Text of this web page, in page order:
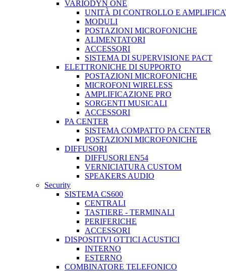
VARIODYN ONE
UNITÀ DI CONTROLLO E
MODULI
POSTAZIONI MICROFONICHE
ALIMENTATORI
ACCESSORI
SISTEMA DI SUPERVISIONE PACT
ELETTRONICHE DI SUPPORTO
POSTAZIONI MICROFONICHE
MICROFONI WIRELESS
AMPLIFICAZIONE PRO
SORGENTI MUSICALI
ACCESSORI
PA CENTER
SISTEMA COMPATTO PA CENTER
POSTAZIONI MICROFONICHE
DIFFUSORI
DIFFUSORI EN54
VERNICIATURA CUSTOM
SPEAKERS AUDIO
Security
SISTEMA CS600
CENTRALI
TASTIERE - TERMINALI
PERIFERICHE
ACCESSORI
DISPOSITIVI OTTICI ACUSTICI
INTERNO
ESTERNO
COMBINATORE TELEFONICO